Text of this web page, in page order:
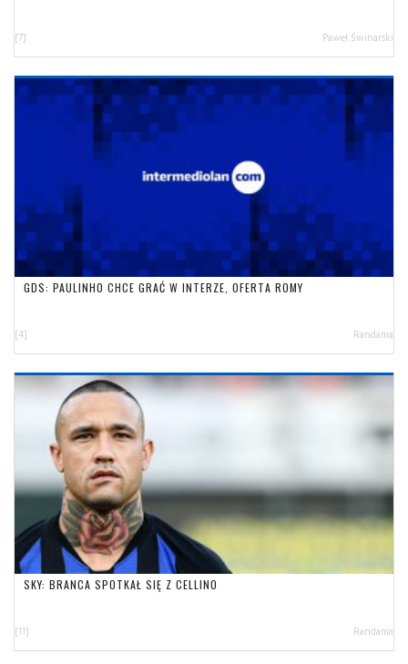
[7] Paweł Świnarski
GDS: PAULINHO CHCE GRAĆ W INTERZE, OFERTA ROMY
[4] Randama
SKY: BRANCA SPOTKAŁ SIĘ Z CELLINO
[11] Randama